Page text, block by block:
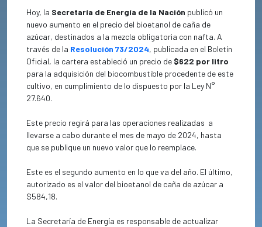
Hoy, la Secretaría de Energía de la Nación publicó un
nuevo aumento en el precio del bioetanol de caña de
azúcar, destinados a la mezcla obligatoria con nafta. A
través de la Resolución 73/2024, publicada en el Boletín
Oficial, la cartera estableció un precio de $622 por litro
para la adquisición del biocombustible procedente de este
cultivo, en cumplimiento de lo dispuesto por la Ley N°
27.640.
Este precio regirá para las operaciones realizadas a
llevarse a cabo durante el mes de mayo de 2024, hasta
que se publique un nuevo valor que lo reemplace.
Este es el segundo aumento en lo que va del año. El último,
autorizado es el valor del bioetanol de caña de azúcar a
$584,18.
La Secretaría de Energía es responsable de actualizar